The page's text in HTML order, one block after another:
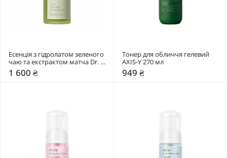
Есенція з гідролатом зеленого
чаю та екстрактом матча Dr.
Ceuracle 150 мл
1 600 ₴
Тонер для обличчя гелевий
AXIS-Y 270 мл
949 ₴